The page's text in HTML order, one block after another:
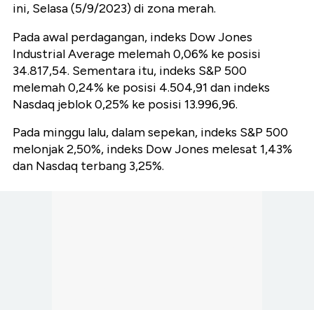
ini, Selasa (5/9/2023) di zona merah.
Pada awal perdagangan, indeks Dow Jones
Industrial Average melemah 0,06% ke posisi
34.817,54. Sementara itu, indeks S&P 500
melemah 0,24% ke posisi 4.504,91 dan indeks
Nasdaq jeblok 0,25% ke posisi 13.996,96.
Pada minggu lalu, dalam sepekan, indeks S&P 500
melonjak 2,50%, indeks Dow Jones melesat 1,43%
dan Nasdaq terbang 3,25%.